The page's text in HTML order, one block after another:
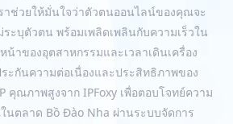
าช่วยให้มั่นใจว่าตัวตนออนไลน์ของคุณจะ
ะบุตัวตน พร้อมเพลิดเพลินกับความเร็วใน
น้าของอุตสาหกรรมและเวลาเดินเครื่อง
ระกันความต่อเนื่องและประสิทธิภาพของ
คุณภาพสูงจาก IPFoxy เพื่อตอบโจทย์ความ
นตลาด Bồ Đào Nha ผ่านระบบจัดการ